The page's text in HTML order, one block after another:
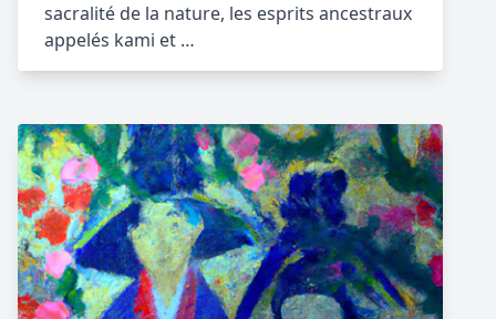
sacralité de la nature, les esprits ancestraux
appelés kami et …